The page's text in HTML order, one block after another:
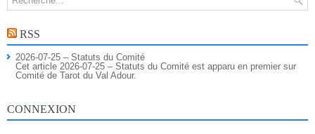
RSS
2026-07-25 – Statuts du Comité
Cet article 2026-07-25 – Statuts du Comité est apparu en premier sur
Comité de Tarot du Val Adour.
CONNEXION